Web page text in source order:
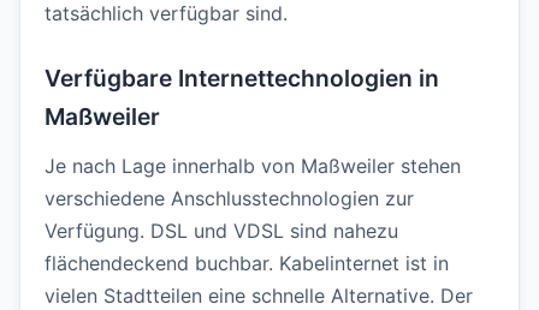
tatsächlich verfügbar sind.
Verfügbare Internettechnologien in
Maßweiler
Je nach Lage innerhalb von Maßweiler stehen
verschiedene Anschlusstechnologien zur
Verfügung. DSL und VDSL sind nahezu
flächendeckend buchbar. Kabelinternet ist in
vielen Stadtteilen eine schnelle Alternative. Der